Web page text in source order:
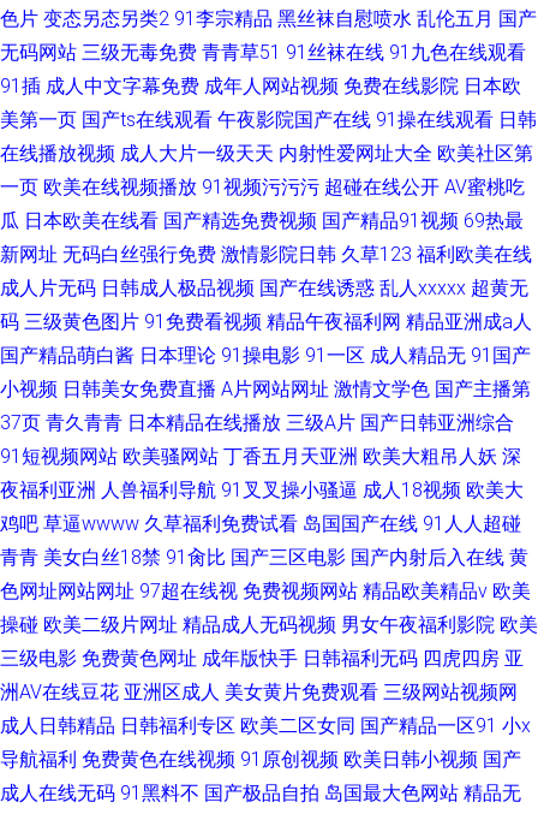
色片 变态另态另类2 91李宗精品 黑丝袜自慰喷水 乱伦五月 国产
无码网站 三级无毒免费 青青草51 91丝袜在线 91九色在线观看
91插 成人中文字幕免费 成年人网站视频 免费在线影院 日本欧
美第一页 国产ts在线观看 午夜影院国产在线 91操在线观看 日韩
在线播放视频 成人大片一级天天 内射性爱网址大全 欧美社区第
一页 欧美在线视频播放 91视频污污污 超碰在线公开 AV蜜桃吃
瓜 日本欧美在线看 国产精选免费视频 国产精品91视频 69热最
新网址 无码白丝强行免费 激情影院日韩 久草123 福利欧美在线
成人片无码 日韩成人极品视频 国产在线诱惑 乱人xxxxx 超黄无
码 三级黄色图片 91免费看视频 精品午夜福利网 精品亚洲成a人
国产精品萌白酱 日本理论 91操电影 91一区 成人精品无 91国产
小视频 日韩美女免费直播 A片网站网址 激情文学色 国产主播第
37页 青久青青 日本精品在线播放 三级A片 国产日韩亚洲综合
91短视频网站 欧美骚网站 丁香五月天亚洲 欧美大粗吊人妖 深
夜福利亚洲 人兽福利导航 91叉叉操小骚逼 成人18视频 欧美大
鸡吧 草逼wwww 久草福利免费试看 岛国国产在线 91人人超碰
青青 美女白丝18禁 91肏比 国产三区电影 国产内射后入在线 黄
色网址网站网址 97超在线视 免费视频网站 精品欧美精品v 欧美
操碰 欧美二级片网址 精品成人无码视频 男女午夜福利影院 欧美
三级电影 免费黄色网址 成年版快手 日韩福利无码 四虎四房 亚
洲AV在线豆花 亚洲区成人 美女黄片免费观看 三级网站视频网
成人日韩精品 日韩福利专区 欧美二区女同 国产精品一区91 小x
导航福利 免费黄色在线视频 91原创视频 欧美日韩小视频 国产
成人在线无码 91黑料不 国产极品自拍 岛国最大色网站 精品无